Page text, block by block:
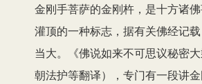
金刚手菩萨的金刚杵，是十方诸
灌顶的一种标志，据有关佛经记
当大。《佛说如来不可思议秘密
朝法护等翻译），专门有一段讲金